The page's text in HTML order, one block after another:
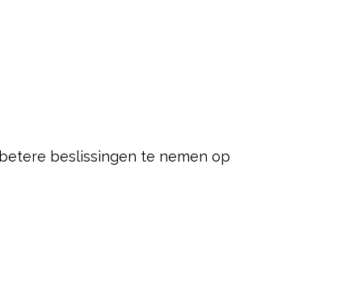
beslissingen te nemen op